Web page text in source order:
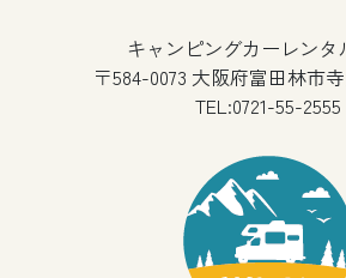
キャンピングカーレンタ
〒584-0073 大阪府富田林市
TEL:0721-55-2555